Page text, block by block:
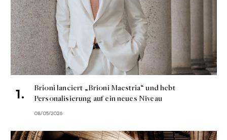
Brioni lanciert „Brioni Maestria“ und hebt
Personalisierung auf ein neues Niveau
08/05/2026